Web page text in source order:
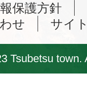
保護方針
せ
サイ
Tsubetsu